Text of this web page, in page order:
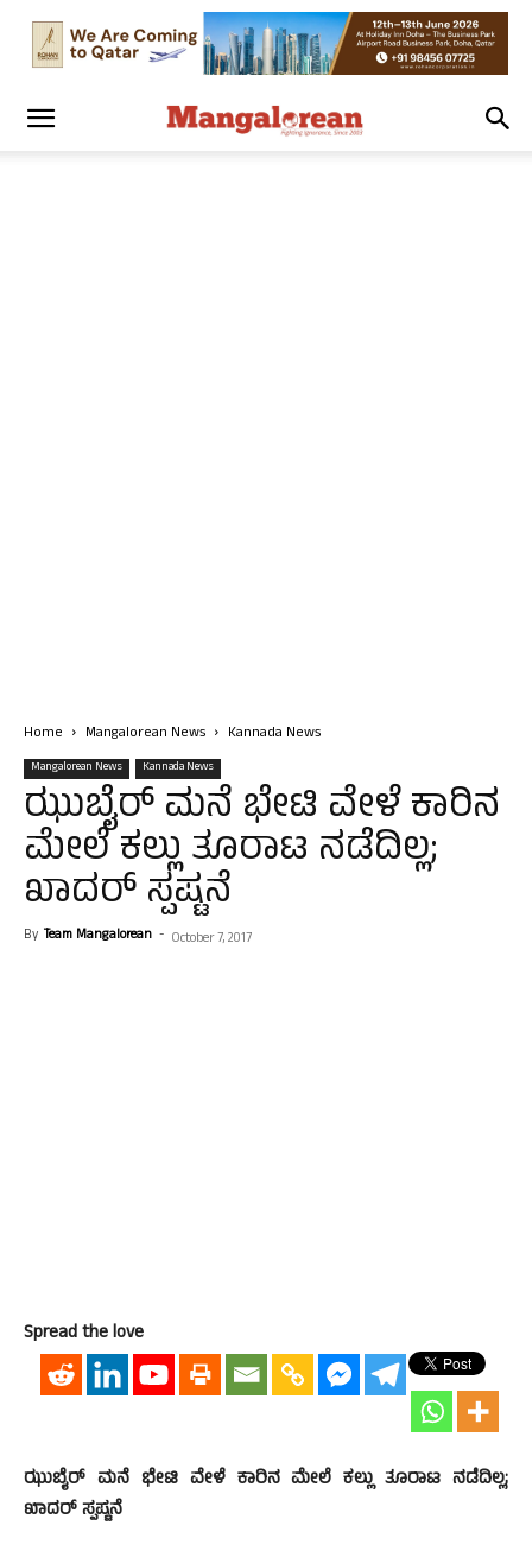
Home Mangalorean News Kannada News
Mangalorean News Kannada News
ಝುಬೈರ್ ಮನೆ ಭೇಟಿ ವೇಳೆ ಕಾರಿನ
ಮೇಲೆ ಕಲ್ಲು ತೂರಾಟ ನಡೆದಿಲ್ಲ;
ಖಾದರ್ ಸ್ಪಷ್ಟನೆ
By Team Mangalorean - October 7, 2017
Spread the love
ಝುಬೈರ್ ಮನೆ ಭೇಟಿ ವೇಳೆ ಕಾರಿನ ಮೇಲೆ ಕಲ್ಲು ತೂರಾಟ ನಡೆದಿಲ್ಲ;
ಖಾದರ್ ಸ್ಪಷ್ಟನೆ